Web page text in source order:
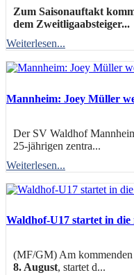
Zum Saisonauftakt
dem Zweitligaabsteiger...
Weiterlesen...
Mannheim: Joey Müller
Der SV Waldhof
25-jährigen zentra...
Weiterlesen...
Waldhof-U17 startet in die
(MF/GM) Am kommenden
8. August, startet d...